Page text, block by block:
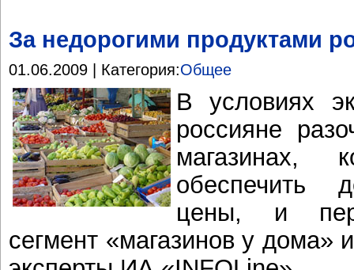
За недорогими продуктами
01.06.2009 | Категория:Общее
В условиях
россияне
магазинах,
обеспечить
цены, и
сегмент «магазинов у дома»